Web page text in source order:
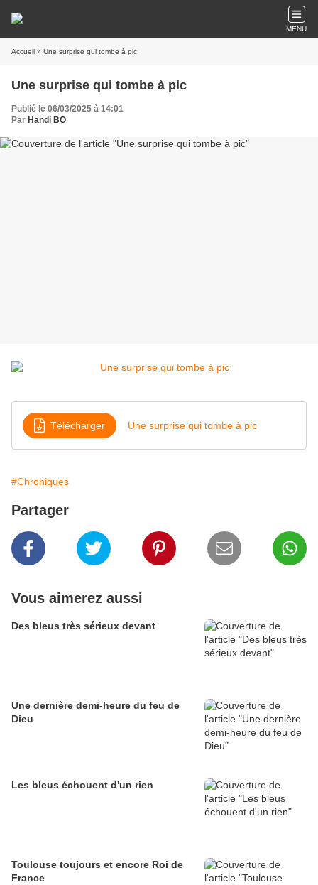
MENU
Accueil » Une surprise qui tombe à pic
Une surprise qui tombe à pic
Publié le 06/03/2025 à 14:01
Par Handi BO
Télécharger Une surprise qui tombe à pic
#Chroniques
Partager
Vous aimerez aussi
Des bleus très sérieux devant
Une dernière demi-heure du feu de
Dieu
Les bleus échouent d'un rien
Toulouse toujours et encore Roi de
France